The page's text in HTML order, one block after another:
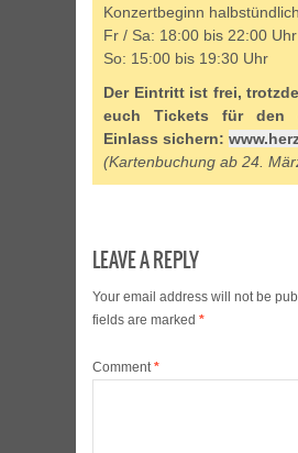
Konzertbeginn halbstündlich
Fr / Sa: 18:00 bis 22:00 Uhr
So: 15:00 bis 19:30 Uhr
Der Eintritt ist frei,
euch Tickets für den
Einlass sichern:
(Kartenbuchung ab 24.
LEAVE A REPLY
Your email address will not be
fields are marked *
Comment*